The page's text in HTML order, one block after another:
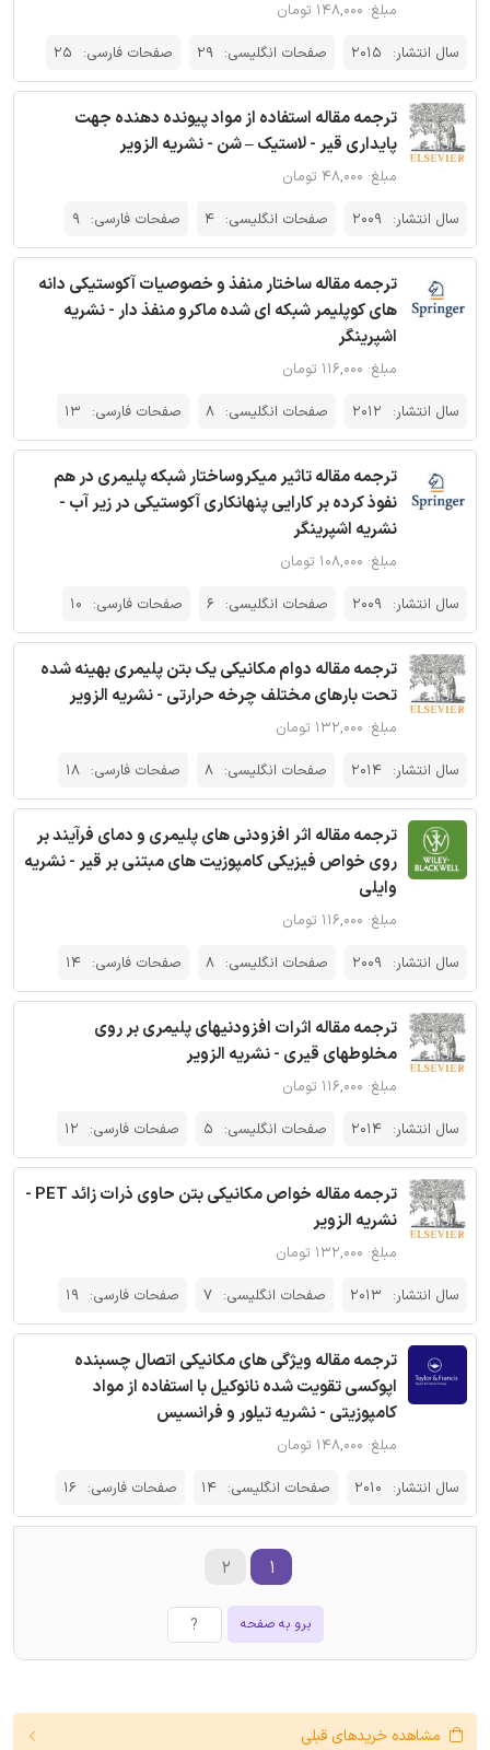
مبلغ: ۱۴۸,۰۰۰ تومان
سال انتشار: 2015 صفحات انگلیسی: 29 صفحات فارسی: 25
ترجمه مقاله استفاده از مواد پیونده دهنده جهت
پایداری قیر - لاستیک – شن - نشریه الزویر
مبلغ: ۴۸,۰۰۰ تومان
سال انتشار: 2009 صفحات انگلیسی: 4 صفحات فارسی: 9
ترجمه مقاله ساختار منفذ و خصوصیات آکوستیکی دانه
های کوپلیمر شبکه ای شده ماکرو منفذ دار - نشریه
اشپرینگر
مبلغ: ۱۱۶,۰۰۰ تومان
سال انتشار: 2012 صفحات انگلیسی: 8 صفحات فارسی: 13
ترجمه مقاله تاثیر میکروساختار شبکه پلیمری در هم
نفوذ کرده بر کارایی پنهانکاری آکوستیکی در زیر آب -
نشریه اشپرینگر
مبلغ: ۱۰۸,۰۰۰ تومان
سال انتشار: 2009 صفحات انگلیسی: 6 صفحات فارسی: 10
ترجمه مقاله دوام مکانیکی یک بتن پلیمری بهینه شده
تحت بارهای مختلف چرخه حرارتی - نشریه الزویر
مبلغ: ۱۳۲,۰۰۰ تومان
سال انتشار: 2014 صفحات انگلیسی: 8 صفحات فارسی: 18
ترجمه مقاله اثر افزودنی های پلیمری و دمای فرآیند بر
روی خواص فیزیکی کامپوزیت های مبتنی بر قیر - نشریه
وایلی
مبلغ: ۱۱۶,۰۰۰ تومان
سال انتشار: 2009 صفحات انگلیسی: 8 صفحات فارسی: 14
ترجمه مقاله اثرات افزودنیهای پلیمری بر روی
مخلوطهای قیری - نشریه الزویر
مبلغ: ۱۱۶,۰۰۰ تومان
سال انتشار: 2014 صفحات انگلیسی: 5 صفحات فارسی: 12
ترجمه مقاله خواص مکانیکی بتن حاوی ذرات زائد PET -
نشریه الزویر
مبلغ: ۱۳۲,۰۰۰ تومان
سال انتشار: 2013 صفحات انگلیسی: 7 صفحات فارسی: 19
ترجمه مقاله ویژگی های مکانیکی اتصال چسبنده
اپوکسی تقویت شده نانوکیل با استفاده از مواد
کامپوزیتی - نشریه تیلور و فرانسیس
مبلغ: ۱۴۸,۰۰۰ تومان
سال انتشار: 2010 صفحات انگلیسی: 14 صفحات فارسی: 16
برو به صفحه
۱ ۲
مشاهده خریدهای قبلی